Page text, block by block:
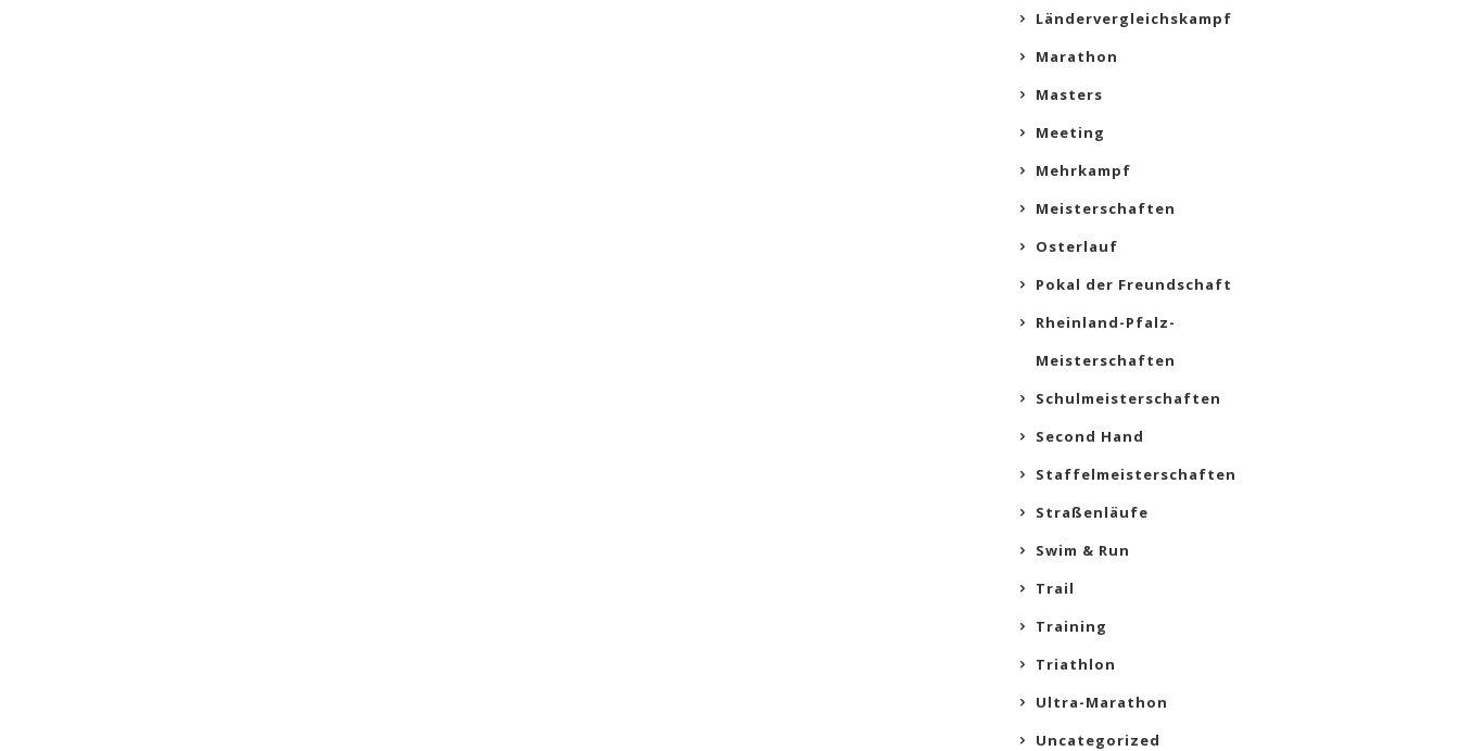
Ländervergleichskampf
Marathon
Masters
Meeting
Mehrkampf
Meisterschaften
Osterlauf
Pokal der Freundschaft
Rheinland-Pfalz-
Meisterschaften
Schulmeisterschaften
Second Hand
Staffelmeisterschaften
Straßenläufe
Swim & Run
Trail
Training
Triathlon
Ultra-Marathon
Uncategorized